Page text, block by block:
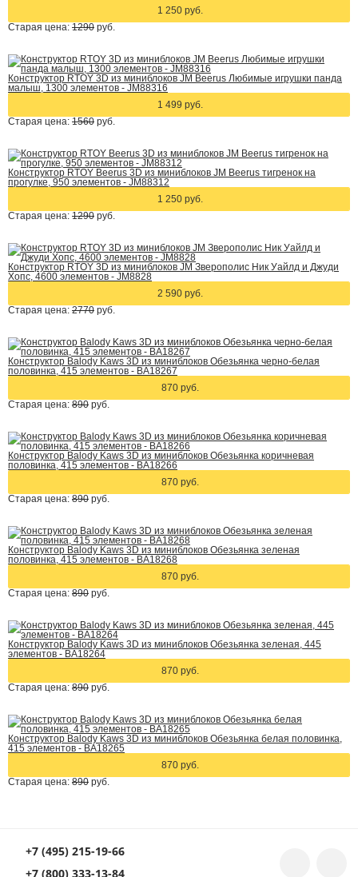
1 250 руб.
Старая цена: 1290 руб.
Конструктор RTOY 3D из миниблоков JM Beerus Любимые игрушки панда
малыш, 1300 элементов - JM88316
1 499 руб.
Старая цена: 1560 руб.
Конструктор RTOY Beerus 3D из миниблоков JM Beerus тигренок на
прогулке, 950 элементов - JM88312
1 250 руб.
Старая цена: 1290 руб.
Конструктор RTOY 3D из миниблоков JM Зверополис Ник Уайлд и Джуди
Хопс, 4600 элементов - JM8828
2 590 руб.
Старая цена: 2770 руб.
Конструктор Balody Kaws 3D из миниблоков Обезьянка черно-белая
половинка, 415 элементов - BA18267
870 руб.
Старая цена: 890 руб.
Конструктор Balody Kaws 3D из миниблоков Обезьянка коричневая
половинка, 415 элементов - BA18266
870 руб.
Старая цена: 890 руб.
Конструктор Balody Kaws 3D из миниблоков Обезьянка зеленая
половинка, 415 элементов - BA18268
870 руб.
Старая цена: 890 руб.
Конструктор Balody Kaws 3D из миниблоков Обезьянка зеленая, 445
элементов - BA18264
870 руб.
Старая цена: 890 руб.
Конструктор Balody Kaws 3D из миниблоков Обезьянка белая половинка,
415 элементов - BA18265
870 руб.
Старая цена: 890 руб.
+7 (495) 215-19-66
+7 (800) 333-13-84